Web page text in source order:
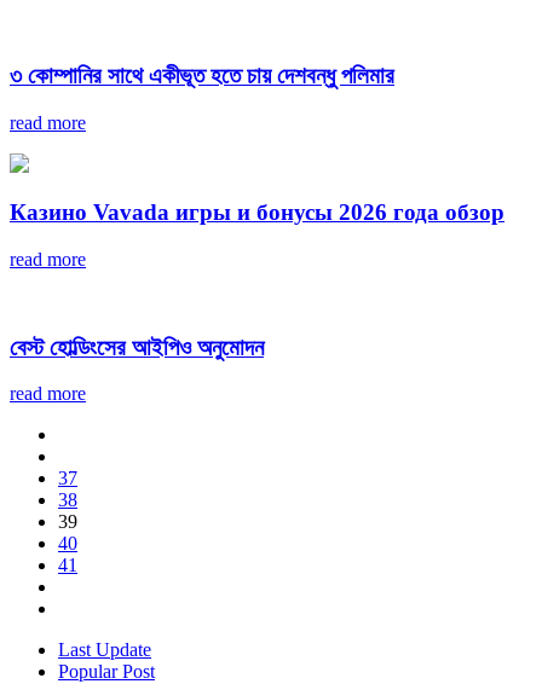
৩ কোম্পানির সাথে একীভূত হতে চায় দেশবন্ধু পলিমার
read more
Казино Vavada игры и бонусы 2026 года обзор
read more
বেস্ট হোল্ডিংসের আইপিও অনুমোদন
read more
37
38
39
40
41
Last Update
Popular Post